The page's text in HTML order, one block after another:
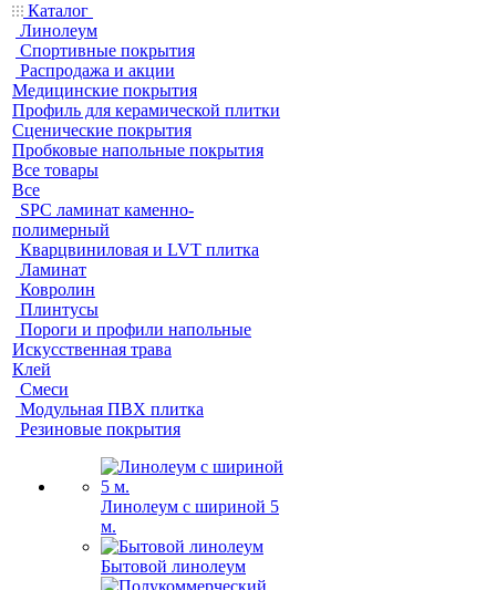
Каталог
Линолеум
Спортивные покрытия
Распродажа и акции
Медицинские покрытия
Профиль для керамической плитки
Сценические покрытия
Пробковые напольные покрытия
Все товары
Все
SPC ламинат каменно-
полимерный
Кварцвиниловая и LVT плитка
Ламинат
Ковролин
Плинтусы
Пороги и профили напольные
Искусственная трава
Клей
Смеси
Модульная ПВХ плитка
Резиновые покрытия
Линолеум с шириной 5
м.
Бытовой линолеум